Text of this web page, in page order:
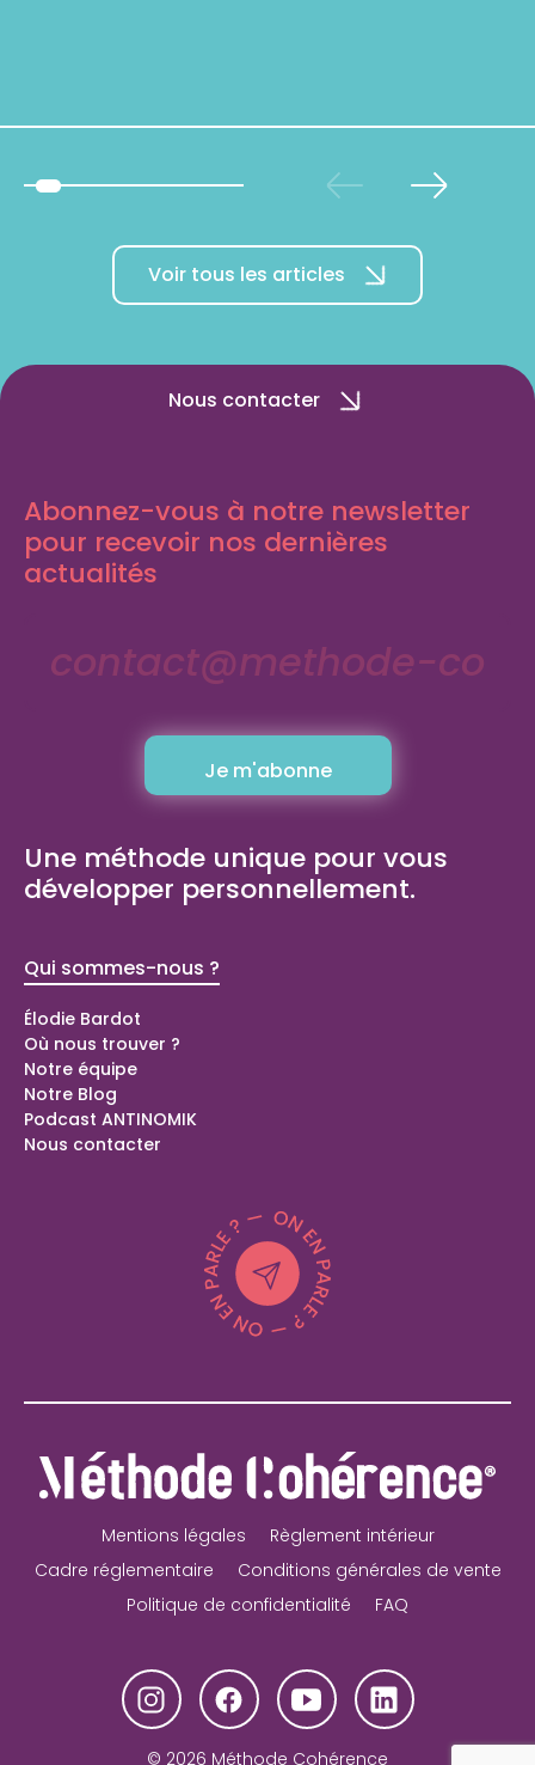
Voir tous les articles
Nous contacter
Abonnez-vous à notre newsletter
pour recevoir nos dernières
actualités
Une méthode unique pour vous
développer personnellement.
Qui sommes-nous ?
Élodie Bardot
Où nous trouver ?
Notre équipe
Notre Blog
Podcast ANTINOMIK
Nous contacter
Bilans de
Bilan de compétences Domont (95)
Bilan de compétences Langolen (29)
Bilan de compétences Peillonnex (74)
Coaching spécial parents
Mentions légales
Règlement intérieur
Cadre réglementaire
Conditions générales de vente
Politique de confidentialité
FAQ
© 2026 Méthode Cohérence